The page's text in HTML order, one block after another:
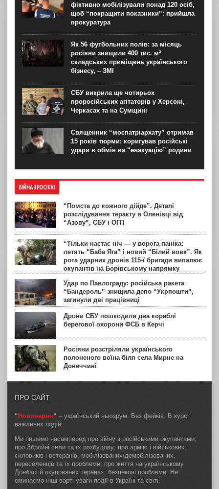
фіктивно мобілізували понад 120 осіб,
щоб “покращити показники”: прийшла
прокуратура
Як 56 футбольних полів: за місяць
росіяни знищили 400 тис. м²
складських приміщень українського
бізнесу, – ЗМІ
СБУ викрила ще чотирьох
проросійських агітаторів у Херсоні,
Черкасах та на Сумщині
Священник “моспатріархату” отримав
15 років тюрми: коригував російські
удари в обмін на “евакуацію” родини
ВІЙНА З РОСІЄЮ
“Помста до кожного дійде”. Деталі
розслідування теракту в Оленівці від
“Азову”, СБУ і ОГП
“Тільки настає ніч — у ворога паніка:
летять “Баба Яга” і новий “Білий вовк”. Як
рота ударних дронів 115-ї бригади випалює
окупантів на Борівському напрямку
Удар по Павлограду: російська ракета
“Бандероль” знищила депо “Укрпошти”,
загинули дві працівниці
Дрони СБУ пошкодили два кораблі
берегової охорони ФСБ в Керчі
Росіяни розстріляли українського
полоненого воїна біля села Мирне на
Донеччині
ПРО САЙТ
“ Новинарня“ – український ньюзрум. Без фейків. В курсі
важливих подій.
Ми пишемо насамперед про війну з російськими окупантами;
про Збройні сили та їх розбудову; про армію і військових,
силовиків і ветеранів, мобілізованих/демобілізованих,
переселенців та їх проблеми; про життя на українському
Донбасі й окупованих теренах; безпекові проблеми. Не
оминаємо інші варті уваги події в Україні та світі.